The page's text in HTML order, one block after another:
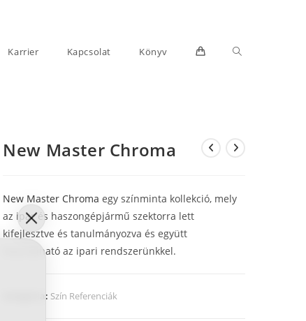
Karrier Kapcsolat Könyv Toggle
website
New Master Chroma
New Master Chroma egy színminta kollekció, mely
az ipar és haszongépjármű szektorra lett
kifejlesztve és tanulmányozva és együtt
használható az ipari rendszerünkkel.
Kategória: Szín Referenciák